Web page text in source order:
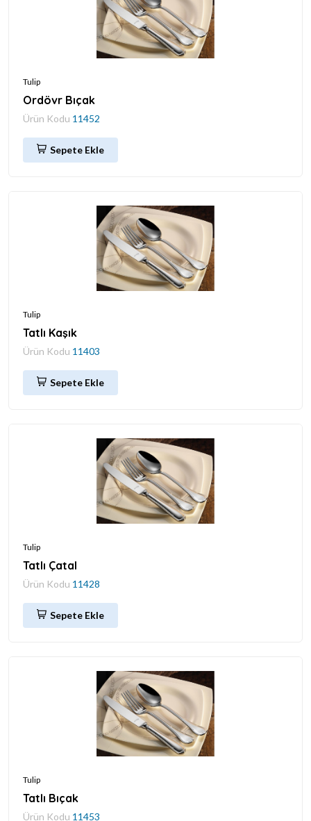
Tulip
Ordövr Bıçak
Ürün Kodu 11452
Sepete Ekle
Tulip
Tatlı Kaşık
Ürün Kodu 11403
Sepete Ekle
Tulip
Tatlı Çatal
Ürün Kodu 11428
Sepete Ekle
Tulip
Tatlı Bıçak
Ürün Kodu 11453